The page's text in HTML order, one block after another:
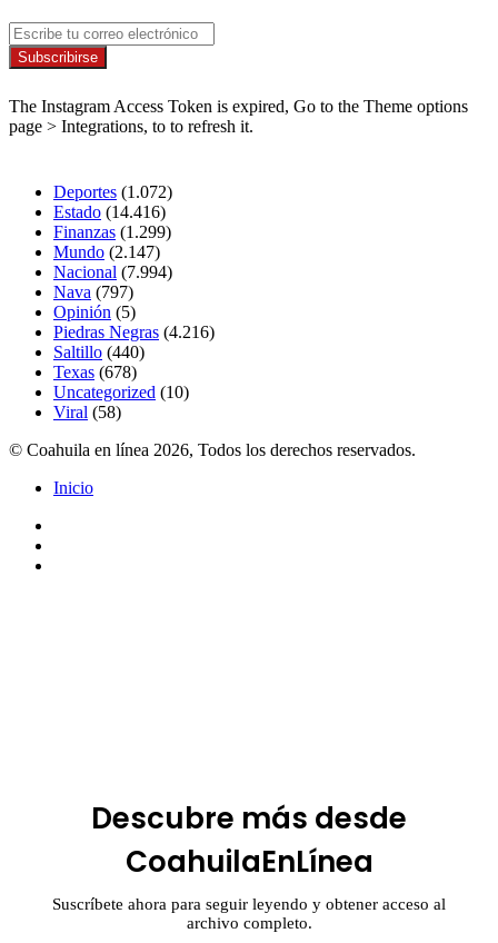
Escribe
tu
correo
The Instagram Access Token is expired, Go to the Theme options
page > Integrations, to to refresh it.
Deportes (1.072)
Estado (14.416)
Finanzas (1.299)
Mundo (2.147)
Nacional (7.994)
Nava (797)
Opinión (5)
Piedras Negras (4.216)
Saltillo (440)
Texas (678)
Uncategorized (10)
Viral (58)
© Coahuila en línea 2026, Todos los derechos reservados.
Inicio
Descubre más desde
CoahuilaEnLínea
Suscríbete ahora para seguir leyendo y obtener acceso al
archivo completo.